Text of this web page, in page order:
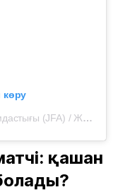
Жарияланым: Жапония футбол қауымдастығы (JFA) / Жапония ұлттық құрамасы / Надэсико Жапония (@japanfootballassociation)
қашан